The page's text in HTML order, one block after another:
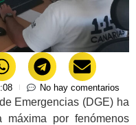
No hay comentarios
Emergencias (DGE) ha
por fenómenos